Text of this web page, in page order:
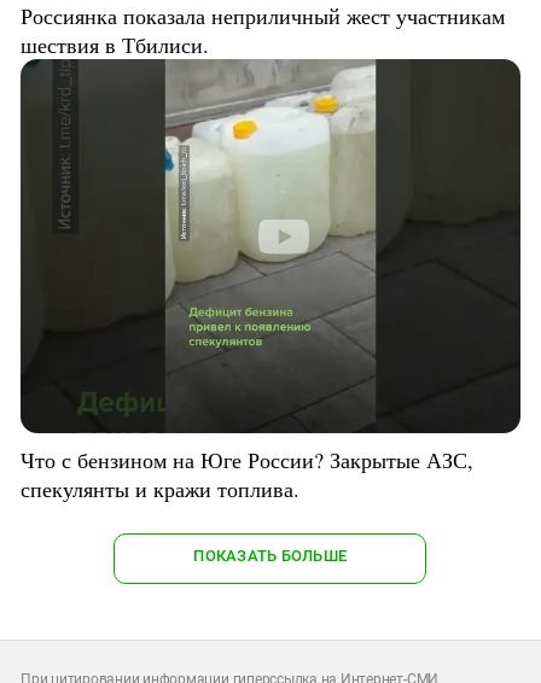
Россиянка показала неприличный жест участникам
шествия в Тбилиси.
Что с бензином на Юге России? Закрытые АЗС,
спекулянты и кражи топлива.
ПОКАЗАТЬ БОЛЬШЕ